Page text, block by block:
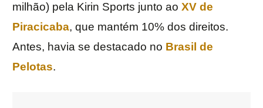
milhão) pela Kirin Sports junto ao XV de
Piracicaba, que mantém 10% dos direitos.
Antes, havia se destacado no Brasil de
Pelotas.